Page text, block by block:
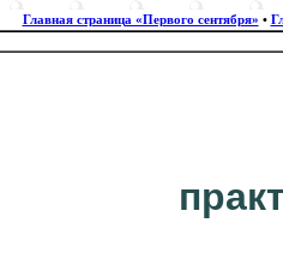
Главная страница «Первого сентября» •